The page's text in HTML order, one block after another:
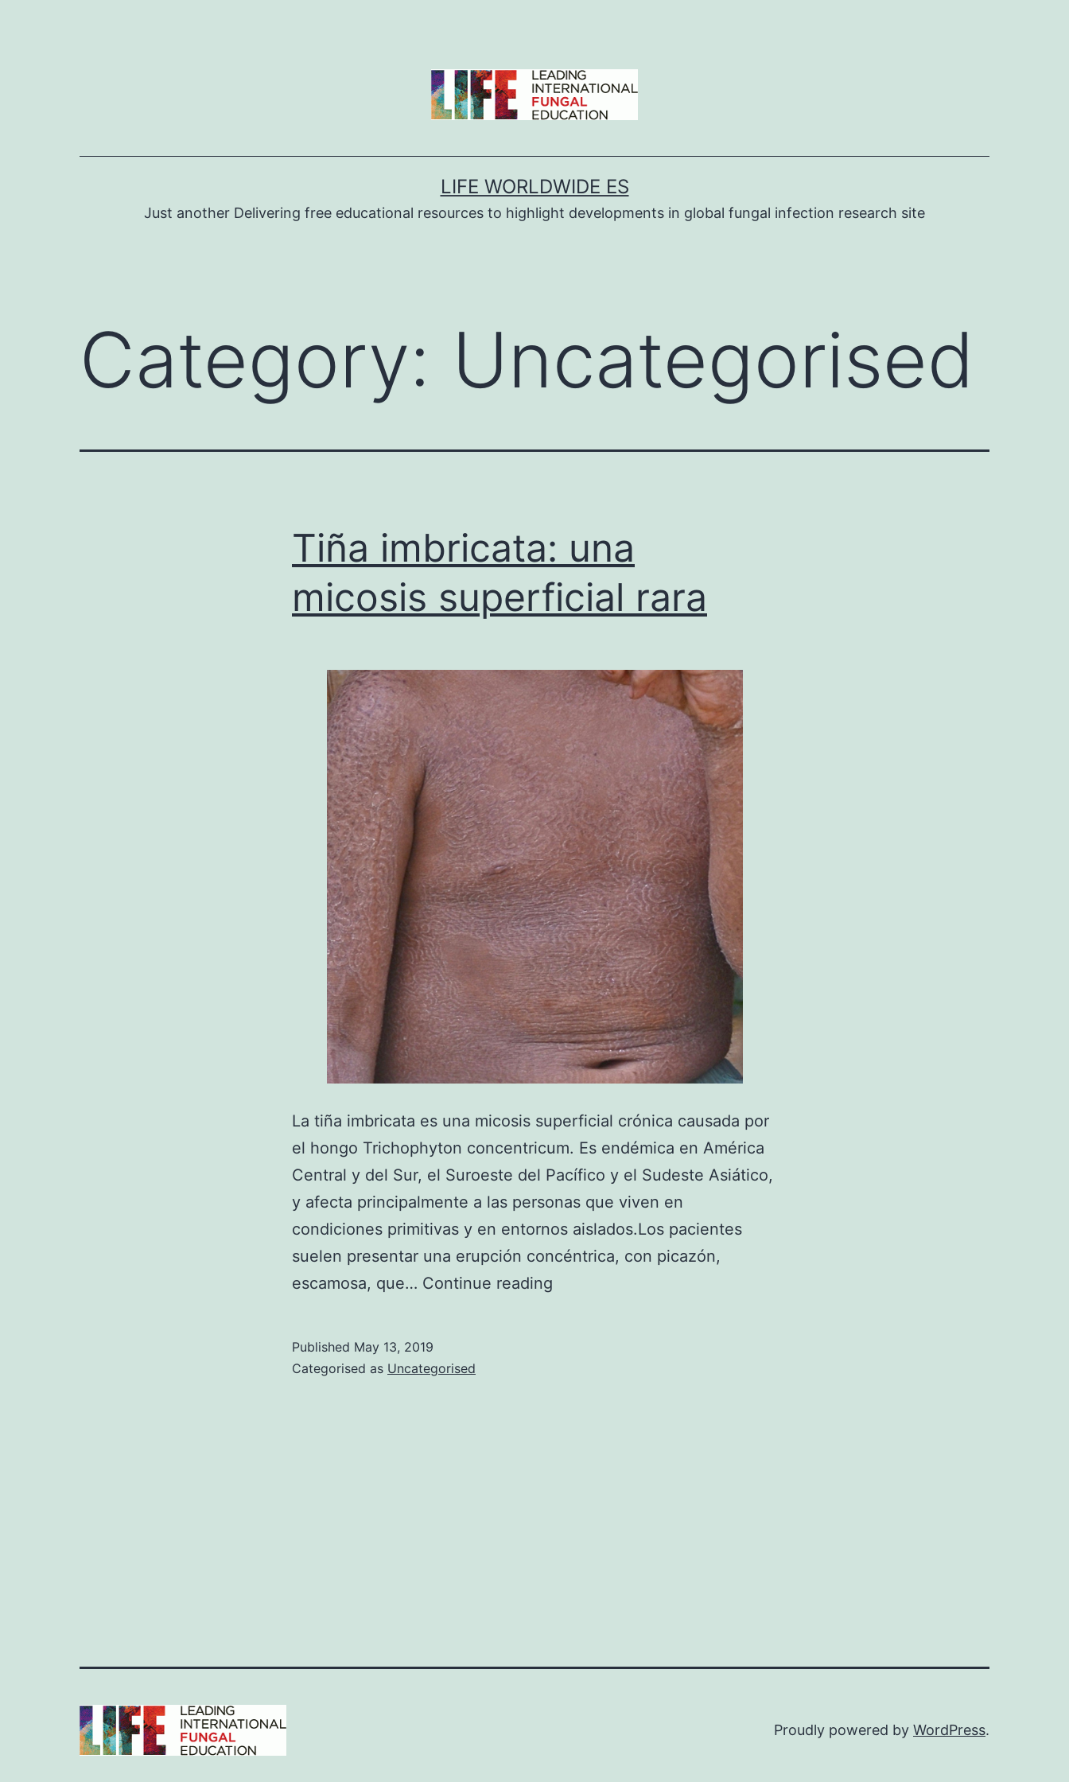
LIFE WORLDWIDE ES
Just another Delivering free educational resources to highlight developments in global fungal infection research site
Category: Uncategorised
Tiña imbricata: una
micosis superficial rara
La tiña imbricata es una micosis superficial crónica causada por
el hongo Trichophyton concentricum. Es endémica en América
Central y del Sur, el Suroeste del Pacífico y el Sudeste Asiático,
y afecta principalmente a las personas que viven en
condiciones primitivas y en entornos aislados.Los pacientes
suelen presentar una erupción concéntrica, con picazón,
escamosa, que… Continue reading
Published May 13, 2019
Categorised as Uncategorised
Proudly powered by WordPress.